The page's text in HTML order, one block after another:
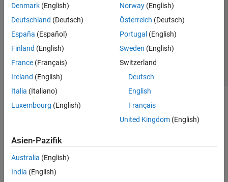
Denmark (English)
Deutschland (Deutsch)
España (Español)
Finland (English)
France (Français)
Ireland (English)
Italia (Italiano)
Luxembourg (English)
Norway(English)
Österreich (Deutsch)
Portugal (English)
Sweden (English)
Switzerland
Deutsch
English
Français
United Kingdom(English)
Asien-Pazifik
Australia (English)
India (English)
Datendiebstahl verhindern
Status von Anwendungen
© 1994-2026 The MathWorks, Inc.
Website auswählen
Deutschland